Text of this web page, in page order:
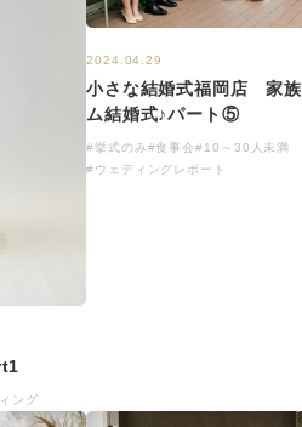
ング
2024.04.29
小さな結婚式福岡店 家
ム結婚式♪パート⑤
#挙式のみ#食事会#10～30人未満
#ウェディングレポート